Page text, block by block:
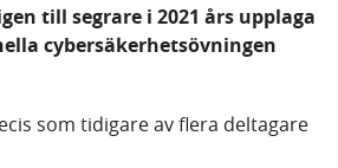
till segrare i 2021 års upplaga
cybersäkerhetsövningen
som tidigare av flera deltagare